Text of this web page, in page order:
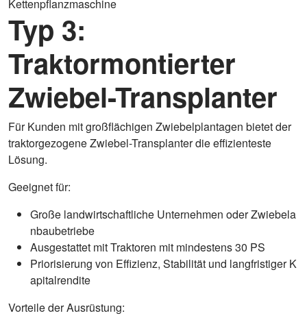
Kettenpflanzmaschine
Typ 3:
Traktormontierter
Zwiebel-Transplanter
Für Kunden mit großflächigen Zwiebelplantagen bietet der
traktorgezogene Zwiebel-Transplanter die effizienteste
Lösung.
Geeignet für:
Große landwirtschaftliche Unternehmen oder Zwiebela
nbaubetriebe
Ausgestattet mit Traktoren mit mindestens 30 PS
Priorisierung von Effizienz, Stabilität und langfristiger K
apitalrendite
Vorteile der Ausrüstung: